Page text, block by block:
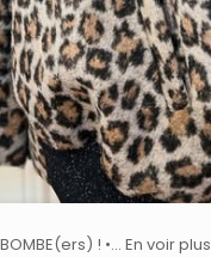
BOMBE(ers) ! •… En voir plus